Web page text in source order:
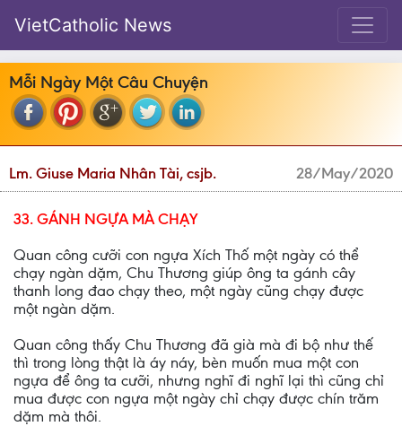
VietCatholic News
Mỗi Ngày Một Câu Chuyện
Lm. Giuse Maria Nhân Tài, csjb. 28/May/2020
33. GÁNH NGỰA MÀ CHẠY
Quan công cưỡi con ngựa Xích Thố một ngày có thể
chạy ngàn dặm, Chu Thương giúp ông ta gánh cây
thanh long đao chạy theo, một ngày cũng chạy được
một ngàn dặm.
Quan công thấy Chu Thương đã già mà đi bộ như thế
thì trong lòng thật là áy náy, bèn muốn mua một con
ngựa để ông ta cưỡi, nhưng nghĩ đi nghĩ lại thì cũng chỉ
mua được con ngựa một ngày chỉ chạy được chín trăm
dặm mà thôi.